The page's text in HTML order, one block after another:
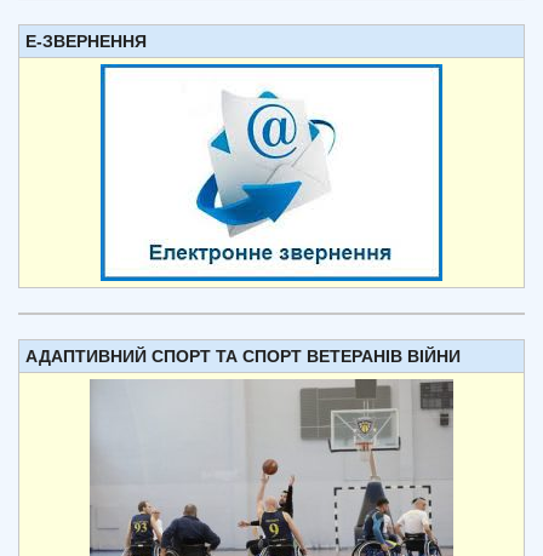
Е-ЗВЕРНЕННЯ
АДАПТИВНИЙ СПОРТ ТА СПОРТ ВЕТЕРАНІВ ВІЙНИ